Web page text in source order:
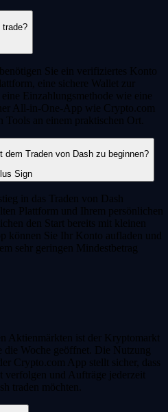
trade?
Sie ein verifiziertes Konto
eine sichere Wallet zur
Einzahlungsmethode wie eine
All-in-One-App wie Crypto.com
Tools an einem praktischen Ort.
Traden von Dash zu beginnen?
in das Traden von Dash
Plattform und Ihrem persönlichen
den Start bereits mit kleinen
können Sie Ihr Konto aufladen und
sehr geringen Mindestbetrag
Aktienmärkten ist der Kryptomarkt
die Woche geöffnet. Die Nutzung
Crypto.com App stellt sicher, dass
verfolgen und Aufträge jederzeit
traden möchten.